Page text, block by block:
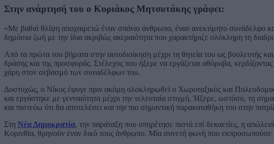
Στην ανάρτησή του ο Κυριάκος Μητσοτάκης γράφει:
«Με βαθιά θλίψη αποχαιρετώ έναν σπάνιο άνθρωπο, έναν ανεκτίμητο συνάδελφο
δημόσια ζωή με την ίδια ακριβώς ακεραιότητα που χαρακτήριζε ολόκληρη τη
Από τα πρώτα του βήματα στην αυτοδιοίκηση μέχρι τη θητεία του ως βουλευτής
δράσης και της προσφοράς. Στέλεχος που ήξερε να εργάζεται αθόρυβα,
χάρη στον σεβασμό των συναδέλφων του.
Δυστυχώς, ο Νίκος έφυγε πριν ακόμη ολοκληρωθεί ο Χωροταξικός και
και εργάστηκε με γενναιότητα μέχρι την τελευταία στιγμή. Ήξερε, ωστόσο, τη
και πιστεύω ότι θα αποτελέσει και την πιο σημαντική παρακαταθήκη του στην
Στη Νέα Δημοκρατία, την παράταξη που υπηρέτησε πιστά επί δεκαετίες, η
Κορινθία, θρηνούν έναν δικό τους άνθρωπο. Μία συνετή φωνή που εκπροσωπούσε